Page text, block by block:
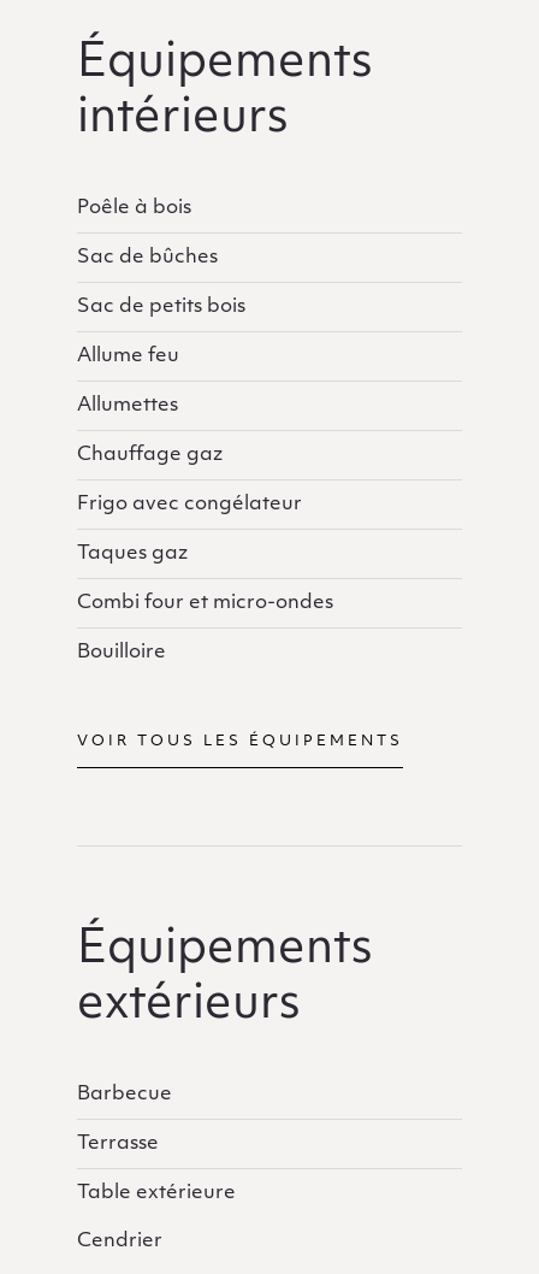
Équipements
intérieurs
Poêle à bois
Sac de bûches
Sac de petits bois
Allume feu
Allumettes
Chauffage gaz
Frigo avec congélateur
Taques gaz
Combi four et micro-ondes
Bouilloire
VOIR TOUS LES ÉQUIPEMENTS
Équipements
extérieurs
Barbecue
Terrasse
Table extérieure
Cendrier